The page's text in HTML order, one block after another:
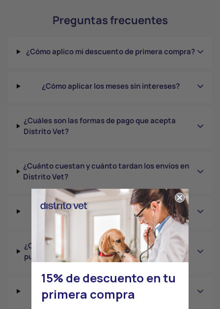
Preguntas frecuentes
¿Cómo aplico mi descuento de primera compra?
¿Cómo aplicar los meses sin intereses?
¿Cuáles son las formas de pago que acepta
Distrito Vet?
¿Cuánto cuestan y cuánto tardan los envíos en
Distrito Vet?
¿Puedo facturar mi pedido?
¿Cómo funciona el programa de lealtad de
puntos?
¿Cómo hacer cambios o devoluciones?
15% de descuento en tu
primera compra